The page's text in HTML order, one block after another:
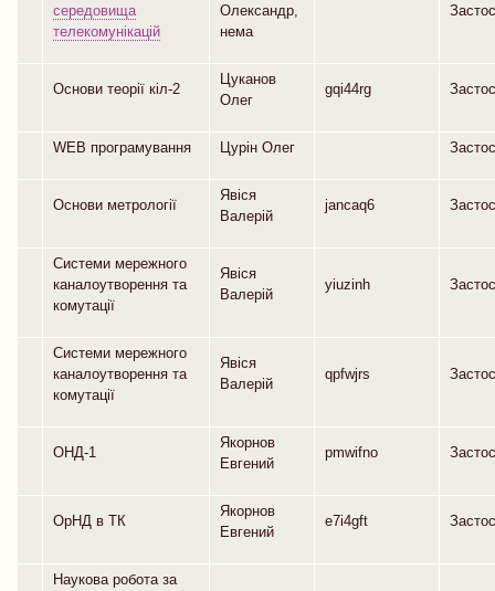
середовища
телекомунікацій
Олександр,
нема
Основи теорії кіл-2
Цуканов
Олег
gqi44rg
WEB програмування Цурін Олег
Основи метрології
Явіся
Валерій
jancaq6
Системи мережного
каналоутворення та
комутації
Явіся
Валерій
yiuzinh
Системи мережного
каналоутворення та
комутації
Явіся
Валерій
qpfwjrs
ОНД-1
Якорнов
Евгений
pmwifno
ОрНД в ТК
Якорнов
Евгений
e7i4gft
Наукова робота за